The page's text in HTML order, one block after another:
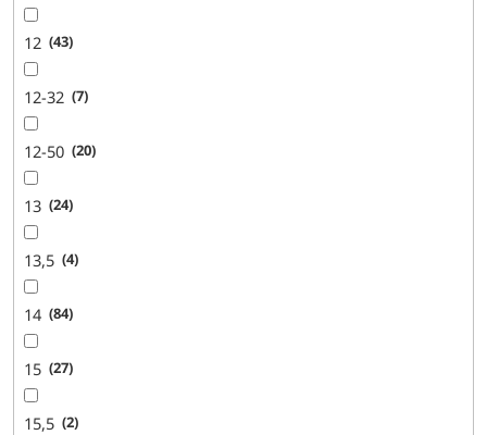
12 43
12-32 7
12-50 20
13 24
13,5 4
14 84
15 27
15,5 2